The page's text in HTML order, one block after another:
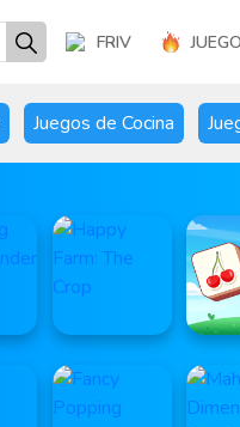
FRIV
Juegos de Cocina